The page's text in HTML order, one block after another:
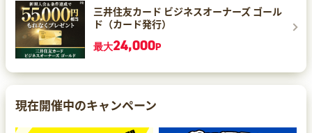
三井住友カード ビジネスオーナーズ ゴール
ド（カード発行）
最大24,000P
現在開催中のキャンペーン